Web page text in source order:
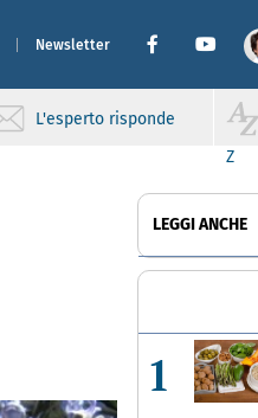
Newsletter
L'esperto risponde
Z
LEGGI ANCHE
1